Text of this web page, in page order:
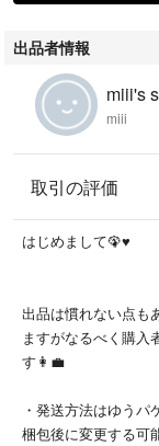
出品者情報
miii's
miii
取引の評価
はじめまして🦚♥
出品は慣れない点も
ますがなるべく購入
す👩‍💼
・発送方法はゆう
梱包後に変更する可